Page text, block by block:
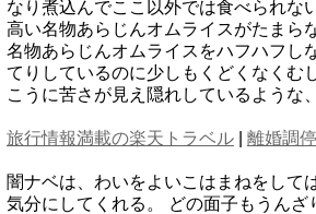
なり煮込んでここ以外では食べられな
高い名物あらじんオムライスがたまら
名物あらじんオムライスをハフハフし
てりしているのに少しもくどくなくむ
こうに苦さが見え隠れしているような
旅行情報満載の楽天トラベル 離婚調
闇ナベは、わいをよいこはまねをして
気分にしてくれる。 どの面子もうん